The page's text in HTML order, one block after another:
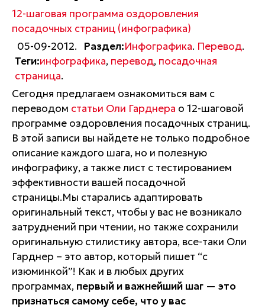
12-шаговая программа оздоровления
посадочных страниц (инфографика)
05-09-2012.
Раздел:Инфографика. Перевод.
Теги:инфографика, перевод, посадочная
страница.
Сегодня предлагаем ознакомиться вам с
переводом статьи Оли Гарднера о 12-шаговой
программе оздоровления посадочных страниц.
В этой записи вы найдете не только подробное
описание каждого шага, но и полезную
инфографику, а также лист с тестированием
эффективности вашей посадочной
страницы.Мы старались адаптировать
оригинальный текст, чтобы у вас не возникало
затруднений при чтении, но также сохранили
оригинальную стилистику автора, все-таки Оли
Гарднер – это автор, который пишет “с
изюминкой”! Как и в любых других
программах, первый и важнейший шаг — это
признаться самому себе, что у вас